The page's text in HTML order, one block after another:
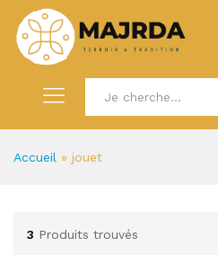
Accueil » jouet
3 Produits trouvés